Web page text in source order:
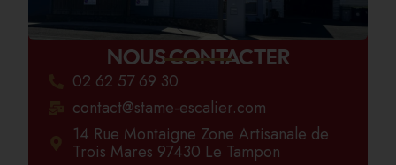
NOUS CONTACTER
02 62 57 69 30
contact@stame-escalier.com
14 Rue Montaigne Zone Artisanale de
Trois Mares 97430 Le Tampon